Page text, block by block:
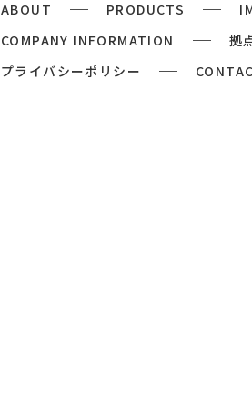
ABOUT PRODUCTS
COMPANY INFORMATION
拠
プライバシーポリシー